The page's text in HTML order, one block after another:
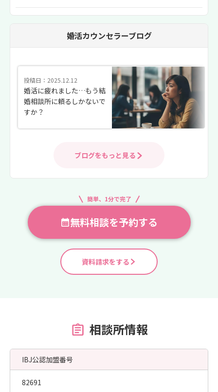
婚活カウンセラーブログ
投稿日：2025.12.12
婚活に疲れました…もう結
婚相談所に頼るしかないで
すか？
ブログをもっと見る
簡単、1分で完了
無料相談を予約する
資料請求をする
相談所情報
IBJ公認加盟番号
82691